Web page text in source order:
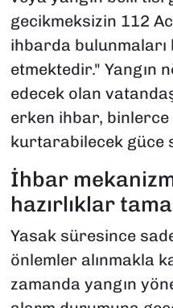
gecikmeksizin 112
ihbarda bulunmaları
etmektedir." Yangın
edecek olan
erken ihbar, binlerce
kurtarabilecek güce
​İhbar
hazırlıklar
​Yasak süresince
önlemler alınmakla
zamanda yangın